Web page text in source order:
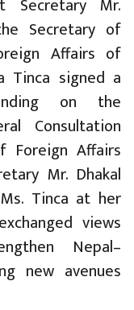
Mr.
Secretary of
Affairs of
Tinca signed a
on the
Consultation
Foreign Affairs
Mr. Dhakal
Tinca at her
views
Nepal–
new avenues